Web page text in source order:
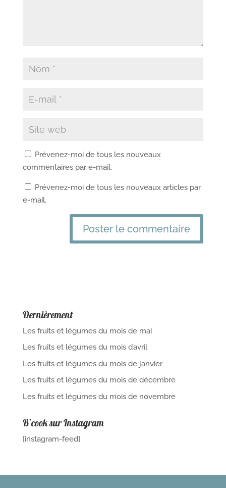
Prévenez-moi de tous les nouveaux
commentaires par e-mail.
Prévenez-moi de tous les nouveaux articles par
e-mail.
Dernièrement
Les fruits et légumes du mois de mai
Les fruits et légumes du mois d’avril
Les fruits et légumes du mois de janvier
Les fruits et légumes du mois de décembre
Les fruits et légumes du mois de novembre
B’cook sur Instagram
[instagram-feed]